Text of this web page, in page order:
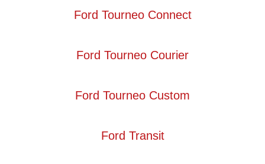
Ford Tourneo Connect
Ford Tourneo Courier
Ford Tourneo Custom
Ford Transit